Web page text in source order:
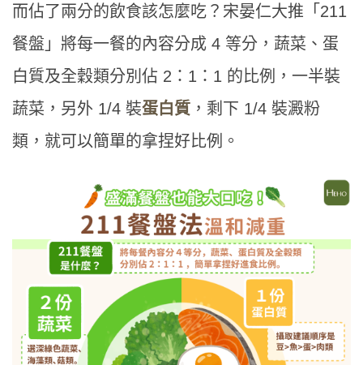
而佔了兩分的飲食該怎麼吃？宋晏仁大推「211
餐盤」將每一餐的內容分成 4 等分，蔬菜、蛋
白質及全穀類分別佔 2：1：1 的比例，一半裝
蔬菜，另外 1/4 裝蛋白質 ，剩下 1/4 裝澱粉
類，就可以簡單的拿捏好比例。